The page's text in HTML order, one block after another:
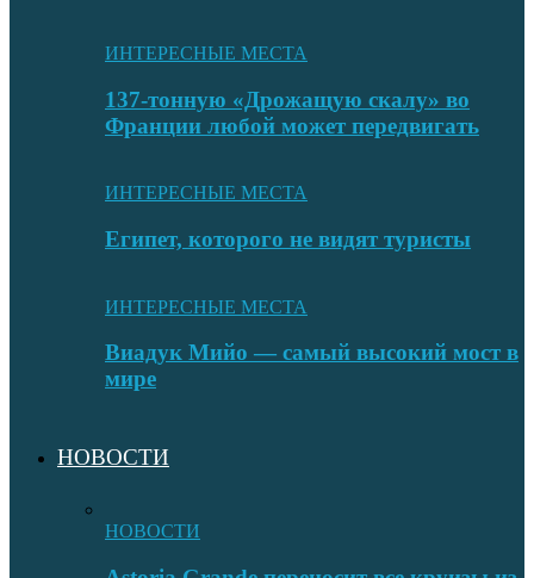
ИНТЕРЕСНЫЕ МЕСТА
137-тонную «Дрожащую скалу» во
Франции любой может передвигать
ИНТЕРЕСНЫЕ МЕСТА
Египет, которого не видят туристы
ИНТЕРЕСНЫЕ МЕСТА
Виадук Мийо — самый высокий мост в
мире
НОВОСТИ
НОВОСТИ